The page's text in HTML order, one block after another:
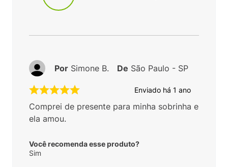
Enviado há 1 ano
Comprei de presente para minha sobrinha e
ela amou.
Você recomenda esse produto?
Sim
Por Simone B. De São Paulo - SP